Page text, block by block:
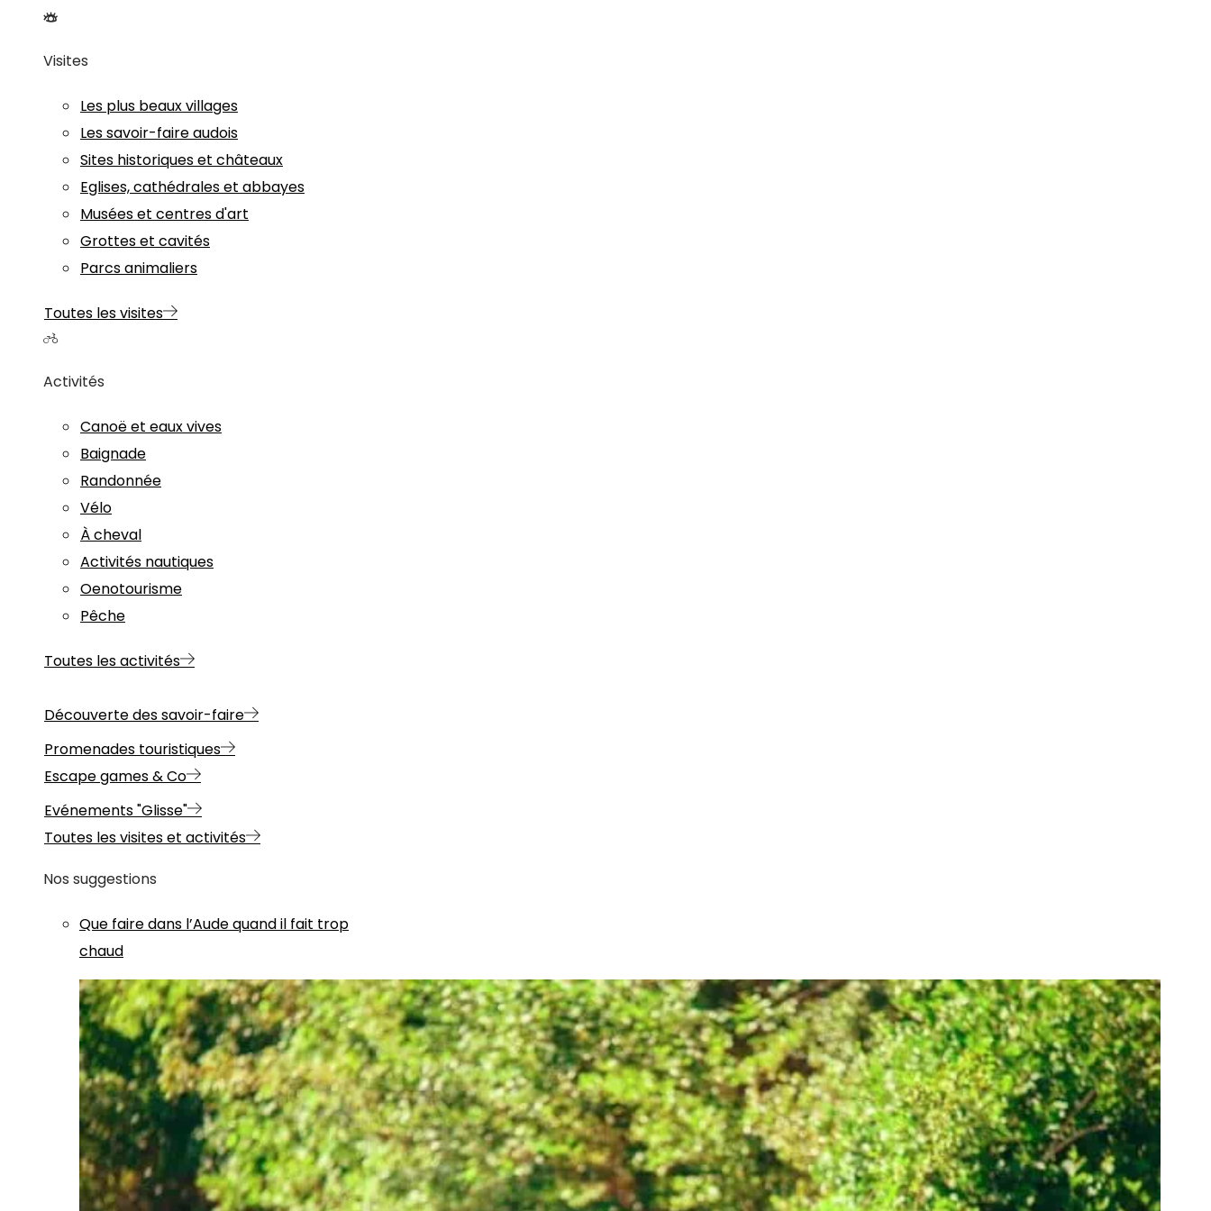
Visites
Les plus beaux villages
Les savoir-faire audois
Sites historiques et châteaux
Eglises, cathédrales et abbayes
Musées et centres d'art
Grottes et cavités
Parcs animaliers
Toutes les visites
Activités
Canoë et eaux vives
Baignade
Randonnée
Vélo
À cheval
Activités nautiques
Oenotourisme
Pêche
Toutes les activités
Découverte des savoir-faire
Promenades touristiques
Escape games & Co
Evénements "Glisse"
Toutes les visites et activités
Nos suggestions
Que faire dans l’Aude quand il fait trop
chaud